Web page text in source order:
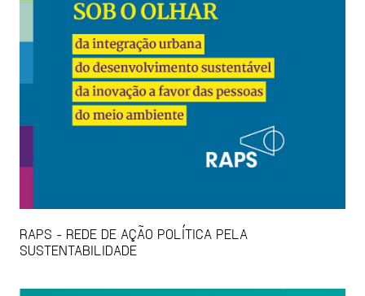
RAPS - REDE DE AÇÃO POLÍTICA PELA
SUSTENTABILIDADE